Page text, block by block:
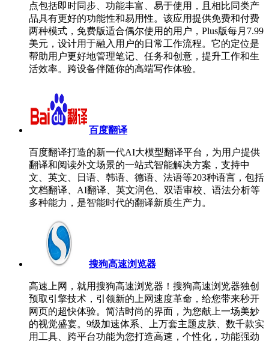
点包括即时同步、功能丰富、易于使用，且相比同类产
品具有更好的功能性和易用性。该应用提供免费和付费
两种模式，免费版适合偶尔使用的用户，Plus版每月7.99
美元，设计用于融入用户的日常工作流程。它的定位是
帮助用户更好地管理笔记、任务和创意，提升工作和生
活效率。跨设备伴随你的高端写作体验。
百度翻译
百度翻译打造的新一代AI大模型翻译平台，为用户提供
翻译和阅读外文场景的一站式智能解决方案，支持中
文、英文、日语、韩语、德语、法语等203种语言，包括
文档翻译、AI翻译、英文润色、双语审校、语法分析等
多种能力，是智能时代的翻译新质生产力。
搜狗高速浏览器
高速上网，就用搜狗高速浏览器！搜狗高速浏览器独创
预取引擎技术，引领新的上网速度革命，给您带来秒开
网页的超快体验。简洁时尚的界面，为您献上一场美妙
的视觉盛宴。9级加速体系、上万套主题皮肤、数千款实
用工具、跨平台功能为您打造高速，个性化，功能强劲